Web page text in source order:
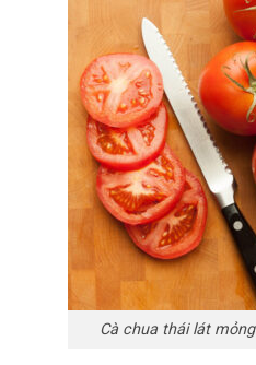
Cà chua thái lát mỏng